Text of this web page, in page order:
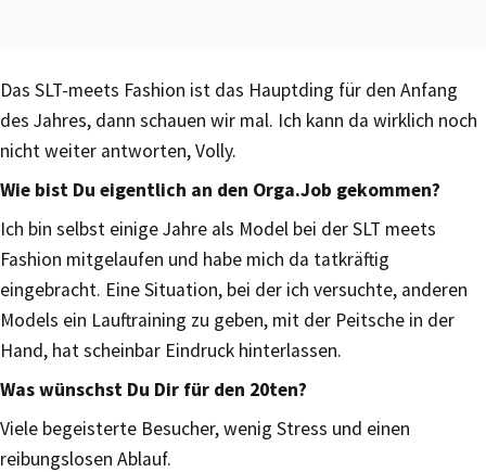
Das SLT-meets Fashion ist das Hauptding für den Anfang
des Jahres, dann schauen wir mal. Ich kann da wirklich noch
nicht weiter antworten, Volly.
Wie bist Du eigentlich an den Orga.Job gekommen?
Ich bin selbst einige Jahre als Model bei der SLT meets
Fashion mitgelaufen und habe mich da tatkräftig
eingebracht. Eine Situation, bei der ich versuchte, anderen
Models ein Lauftraining zu geben, mit der Peitsche in der
Hand, hat scheinbar Eindruck hinterlassen.
Was wünschst Du Dir für den 20ten?
Viele begeisterte Besucher, wenig Stress und einen
reibungslosen Ablauf.